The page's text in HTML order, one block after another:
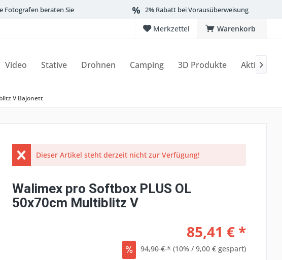
Fotografen beraten Sie 2% Rabatt bei Vorausüberweisung
Warenkorb
Merkzettel
Video Stative Drohnen Camping 3D Produkte Aktionen

V Bajonett
Dieser Artikel steht derzeit nicht zur Verfügung!
Walimex pro Softbox PLUS OL
50x70cm Multiblitz V
85,41 € *
94,90 € * (10% / 9,00 € gespart)